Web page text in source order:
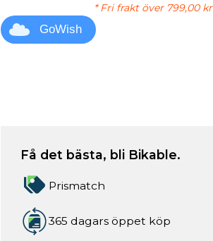
* Fri frakt över 799,00 kr
GoWish
Få det bästa, bli Bikable.
Prismatch
365 dagars öppet köp